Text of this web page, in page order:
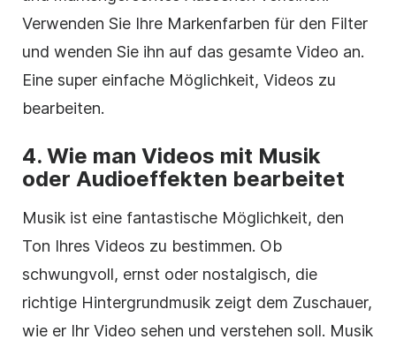
Verwenden Sie Ihre Markenfarben für den Filter
und wenden Sie ihn auf das gesamte Video an.
Eine super einfache Möglichkeit, Videos zu
bearbeiten.
4. Wie man Videos mit Musik
oder Audioeffekten bearbeitet
Musik ist eine fantastische Möglichkeit, den
Ton Ihres Videos zu bestimmen. Ob
schwungvoll, ernst oder nostalgisch, die
richtige Hintergrundmusik zeigt dem Zuschauer,
wie er Ihr Video sehen und verstehen soll. Musik